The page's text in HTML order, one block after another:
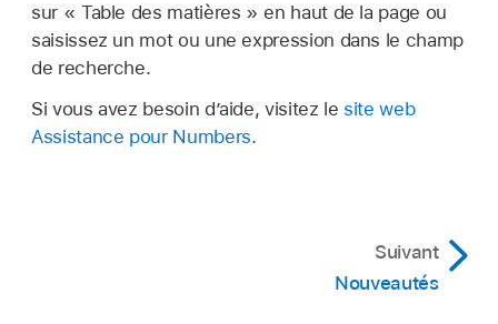
sur « Table des matières » en haut de la page ou
saisissez un mot ou une expression dans le champ
de recherche.
Si vous avez besoin d’aide, visitez le site web
Assistance pour Numbers.
Suivant
Nouveautés